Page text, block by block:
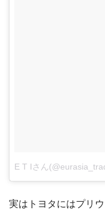
E T Iさん
実はトヨタにはプリ